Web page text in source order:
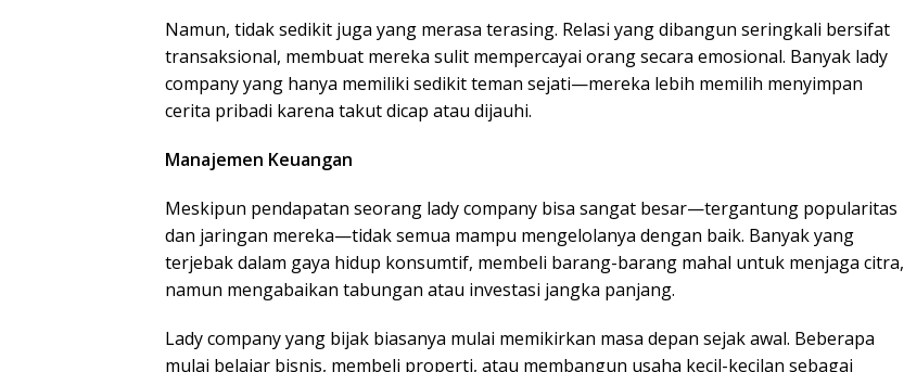
Namun, tidak sedikit juga yang merasa terasing. Relasi yang dibangun seringkali bersifat
transaksional, membuat mereka sulit mempercayai orang secara emosional. Banyak lady
company yang hanya memiliki sedikit teman sejati—mereka lebih memilih menyimpan
cerita pribadi karena takut dicap atau dijauhi.
Manajemen Keuangan
Meskipun pendapatan seorang lady company bisa sangat besar—tergantung popularitas
dan jaringan mereka—tidak semua mampu mengelolanya dengan baik. Banyak yang
terjebak dalam gaya hidup konsumtif, membeli barang-barang mahal untuk menjaga citra,
namun mengabaikan tabungan atau investasi jangka panjang.
Lady company yang bijak biasanya mulai memikirkan masa depan sejak awal. Beberapa
mulai belajar bisnis, membeli properti, atau membangun usaha kecil-kecilan sebagai